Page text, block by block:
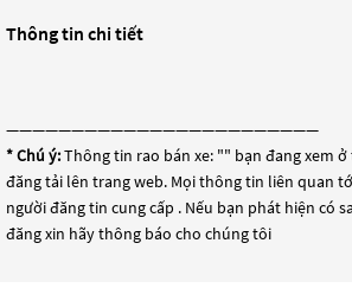
Thông tin chi tiết
————————————————————————
* Chú ý:Thông tin rao bán xe: "" bạn đang xem
đăng tải lên trang web. Mọi thông tin liên quan
người đăng tin cung cấp . Nếu bạn phát hiện có
đăng xin hãy thông báo cho chúng tôi